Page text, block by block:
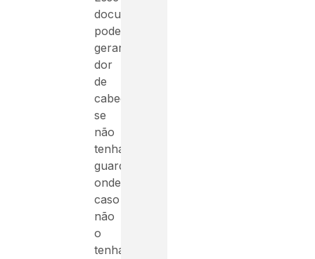
documento
pode
gerar
dor
de
cabeça
se
não
tenha
guardado,
onde
caso
não
o
tenha